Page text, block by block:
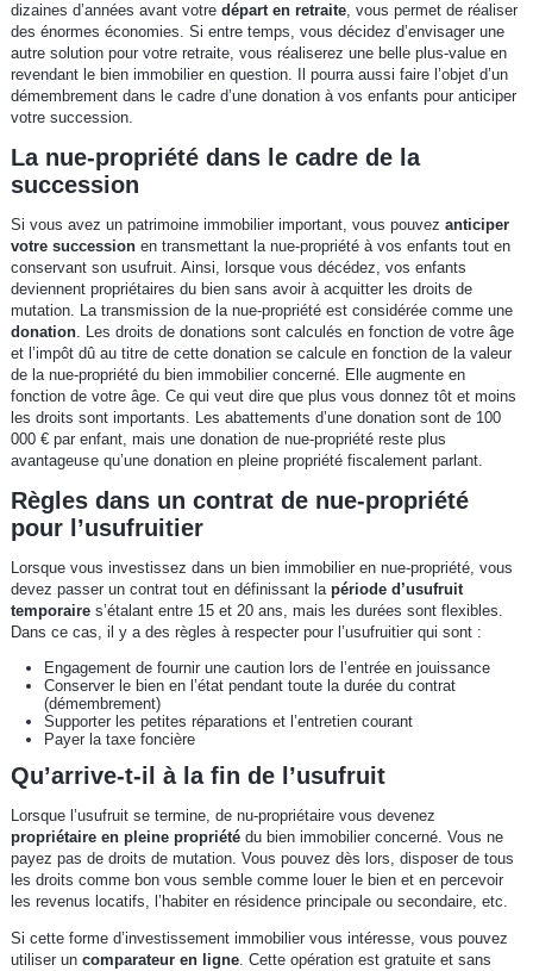
dizaines d’années avant votre départ en retraite, vous permet de réaliser
des énormes économies. Si entre temps, vous décidez d’envisager une
autre solution pour votre retraite, vous réaliserez une belle plus-value en
revendant le bien immobilier en question. Il pourra aussi faire l’objet d’un
démembrement dans le cadre d’une donation à vos enfants pour anticiper
votre succession.
La nue-propriété dans le cadre de la
succession
Si vous avez un patrimoine immobilier important, vous pouvez anticiper
votre successionen transmettant la nue-propriété à vos enfants tout en
conservant son usufruit. Ainsi, lorsque vous décédez, vos enfants
deviennent propriétaires du bien sans avoir à acquitter les droits de
mutation. La transmission de la nue-propriété est considérée comme une
donation. Les droits de donations sont calculés en fonction de votre âge
et l’impôt dû au titre de cette donation se calcule en fonction de la valeur
de la nue-propriété du bien immobilier concerné. Elle augmente en
fonction de votre âge. Ce qui veut dire que plus vous donnez tôt et moins
les droits sont importants. Les abattements d’une donation sont de 100
000 € par enfant, mais une donation de nue-propriété reste plus
avantageuse qu’une donation en pleine propriété fiscalement parlant.
Règles dans un contrat de nue-propriété
pour l’usufruitier
Lorsque vous investissez dans un bien immobilier en nue-propriété, vous
devez passer un contrat tout en définissant la période d’usufruit
temporaires’étalant entre 15 et 20 ans, mais les durées sont flexibles.
Dans ce cas, il y a des règles à respecter pour l’usufruitier qui sont :
Engagement de fournir une caution lors de l’entrée en jouissance
Conserver le bien en l’état pendant toute la durée du contrat
(démembrement)
Supporter les petites réparations et l’entretien courant
Payer la taxe foncière
Qu’arrive-t-il à la fin de l’usufruit
Lorsque l’usufruit se termine, de nu-propriétaire vous devenez
propriétaire en pleine propriétédu bien immobilier concerné. Vous ne
payez pas de droits de mutation. Vous pouvez dès lors, disposer de tous
les droits comme bon vous semble comme louer le bien et en percevoir
les revenus locatifs, l’habiter en résidence principale ou secondaire, etc.
Si cette forme d’investissement immobilier vous intéresse, vous pouvez
utiliser un comparateur en ligne. Cette opération est gratuite et sans